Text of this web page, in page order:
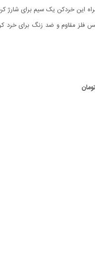
این‌ خردکن یک ‌سیم برای شارژ
سیب زمینی، هویج و … را خرد و پوره نمایید. همراه آن یک